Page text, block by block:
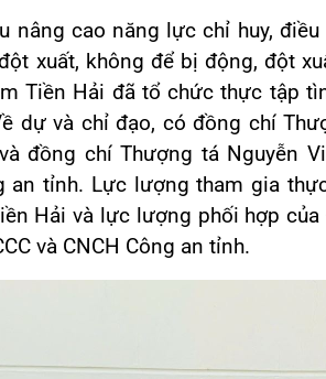
nâng cao năng lực chỉ huy,
xuất, không để bị động, đột
Tiền Hải đã tổ chức thực tập
dự và chỉ đạo, có đồng chí
đồng chí Thượng tá Nguyễn
an tỉnh. Lực lượng tham gia
Hải và lực lượng phối hợp
và CNCH Công an tỉnh.